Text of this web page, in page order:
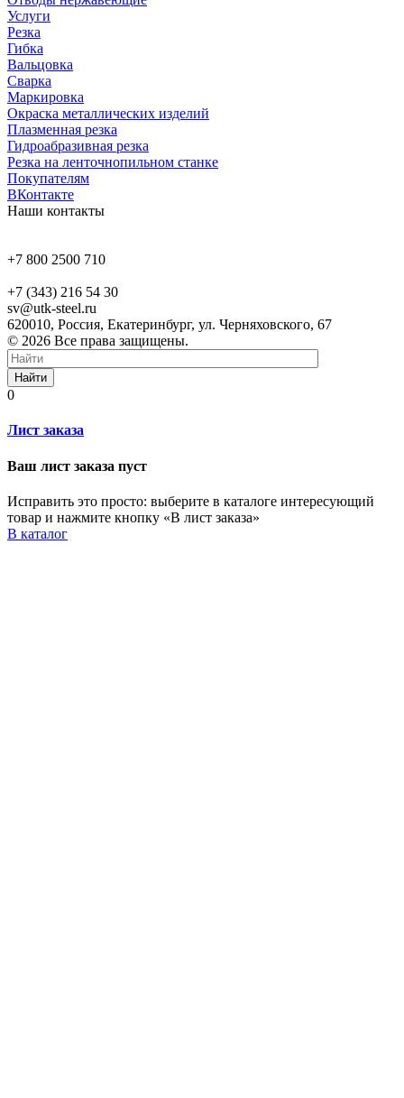
Услуги
Резка
Гибка
Вальцовка
Сварка
Маркировка
Окраска металлических изделий
Плазменная резка
Гидроабразивная резка
Резка на ленточнопильном станке
Покупателям
ВКонтакте
Наши контакты
+7 800 2500 710
+7 (343) 216 54 30
sv@utk-steel.ru
620010, Россия, Екатеринбург, ул. Черняховского, 67
© 2026 Все права защищены.
Найти
0
Лист заказа
Ваш лист заказа пуст
Исправить это просто: выберите в каталоге интересующий
товар и нажмите кнопку «В лист заказа»
В каталог